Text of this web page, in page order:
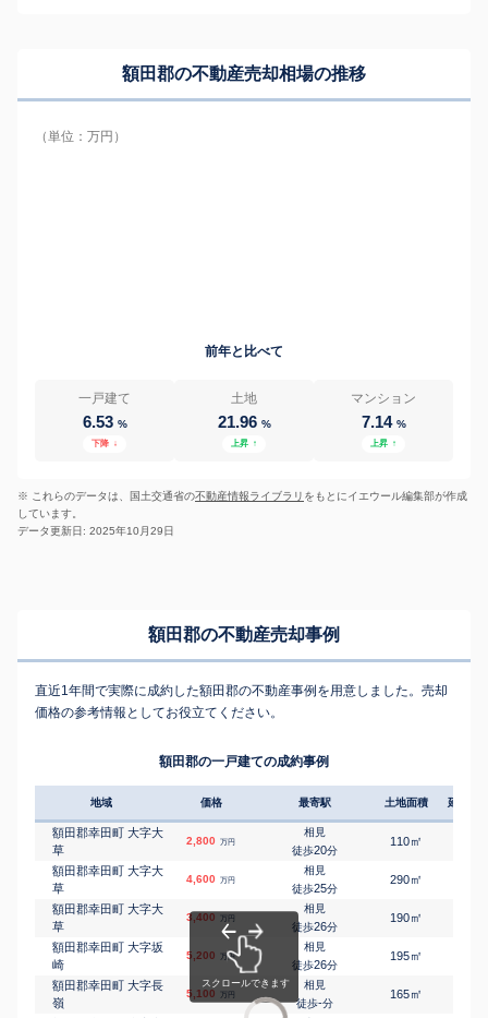
額田郡の不動産売却相場の推移
（単位：万円）
前年と比べて
一戸建て
6.53 %
下降 ↓
土地
21.96 %
上昇 ↑
マンション
7.14 %
上昇 ↑
※ これらのデータは、国土交通省の不動産情報ライブラリ をもとにイエウール編集部が作成
しています。
データ更新日: 2025年10月29日
額田郡の不動産売却事例
直近1年間で実際に成約した額田郡の不動産事例を用意しました。売却
価格の参考情報としてお役立てください。
額田郡の一戸建ての成約事例
地域 価格 最寄駅 土地面積 延床面
額田郡幸田町 大字大
草
2,800 万円
相見
徒歩20分
110㎡
額田郡幸田町 大字大
草
4,600 万円
相見
徒歩25分
290㎡
額田郡幸田町 大字大
草
3,400 万円
相見
徒歩26分
190㎡
額田郡幸田町 大字坂
崎
5,200 万円
相見
徒歩26分
195㎡
額田郡幸田町 大字長
嶺
5,100 万円
相見
徒歩-分
165㎡